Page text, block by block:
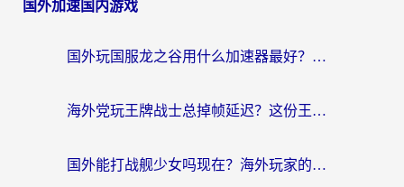
国外加速国内游戏
国外玩国服龙之谷用什么加速器最好？一份给海外游子的终极指南
海外党玩王牌战士总掉帧延迟？这份王牌战士延迟加速器终极指南救你命
国外能打战舰少女吗现在？海外玩家的国服游戏加速终极指南